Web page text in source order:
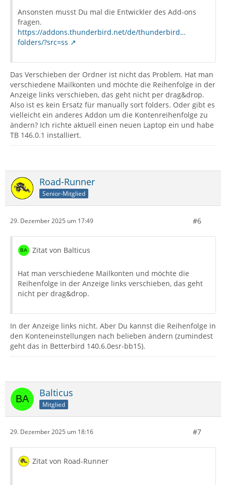
Ansonsten musst Du mal die Entwickler des Add-ons
fragen.
https://addons.thunderbird.net/de/thunderbird…
folders/?src=ss
Das Verschieben der Ordner ist nicht das Problem. Hat man
verschiedene Mailkonten und möchte die Reihenfolge in der
Anzeige links verschieben, das geht nicht per drag&drop.
Also ist es kein Ersatz für manually sort folders. Oder gibt es
vielleicht ein anderes Addon um die Kontenreihenfolge zu
ändern? Ich richte aktuell einen neuen Laptop ein und habe
TB 146.0.1 installiert.
Road-Runner
Senior-Mitglied
29. Dezember 2025 um 17:49 #6
Zitat von Balticus
Hat man verschiedene Mailkonten und möchte die
Reihenfolge in der Anzeige links verschieben, das geht
nicht per drag&drop.
In der Anzeige links nicht. Aber Du kannst die Reihenfolge in
den Konteneinstellungen nach belieben ändern (zumindest
geht das in Betterbird 140.6.0esr-bb15).
Balticus
Mitglied
29. Dezember 2025 um 18:16 #7
Zitat von Road-Runner